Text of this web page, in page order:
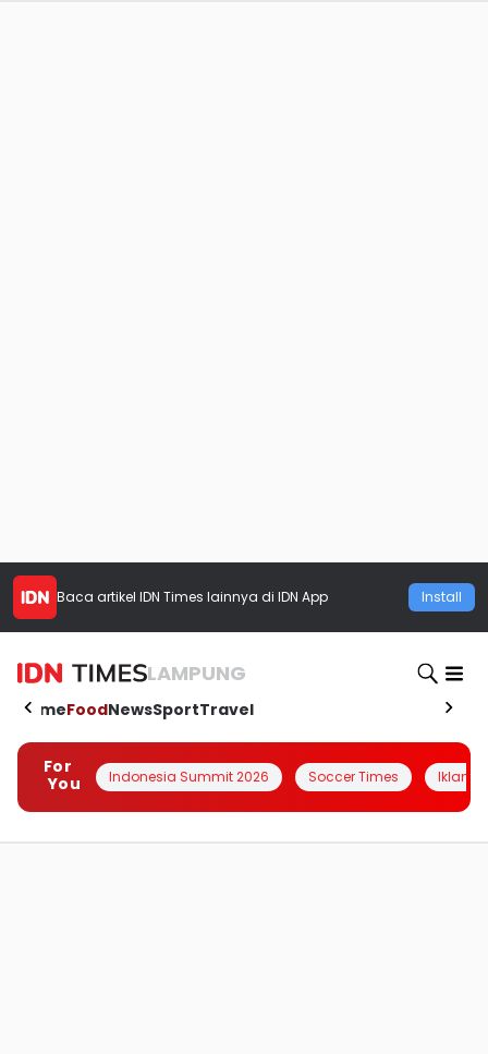
Baca artikel IDN Times lainnya di IDN App Install
LAMPUNG
HomeFoodNewsSportTravel
For
You
Indonesia Summit 2026 Soccer Times Iklanin